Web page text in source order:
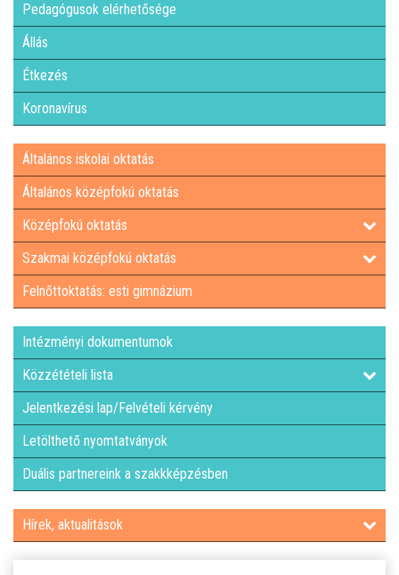
Pedagógusok elérhetősége
Állás
Étkezés
Koronavírus
Általános iskolai oktatás
Általános középfokú oktatás
Középfokú oktatás
Szakmai középfokú oktatás
Felnőttoktatás: esti gimnázium
Intézményi dokumentumok
Közzétételi lista
Jelentkezési lap/Felvételi kérvény
Letölthető nyomtatványok
Duális partnereink a szakkképzésben
Hírek, aktualitások